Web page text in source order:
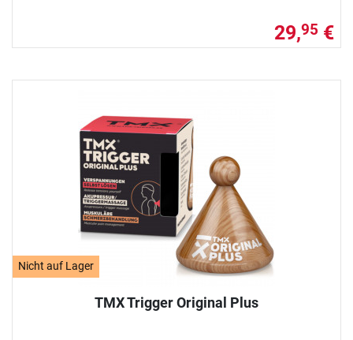
29,95 €
Nicht auf Lager
TMX Trigger Original Plus